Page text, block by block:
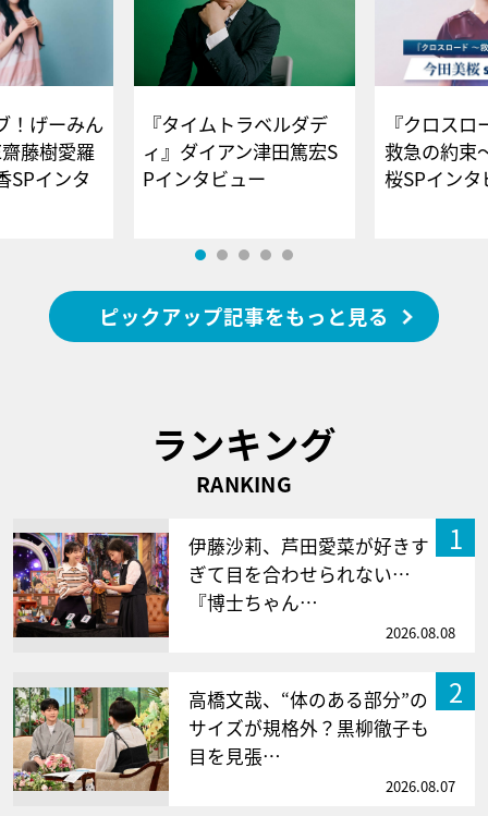
！げーみん
藤樹愛羅
SPインタ
『タイムトラベルダデ
ィ』ダイアン津田篤宏S
Pインタビュー
『クロス
救急の約束
桜SPイ
ピックアップ記事をもっと見る
ランキング
RANKING
1
伊藤沙莉、芦田愛菜が好きす
ぎて目を合わせられない…
『博士ちゃん…
2026.08.08
2
高橋文哉、“体のある部分”の
サイズが規格外？黒柳徹子も
目を見張…
2026.08.07